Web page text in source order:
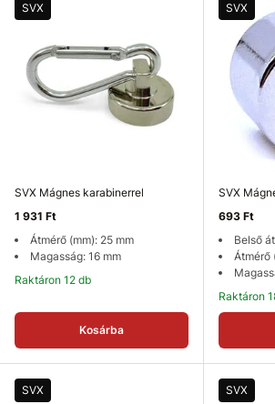
SVX
SVX Mágnes karabinerrel
1 931 Ft
Átmérő (mm): 25 mm
Magasság: 16 mm
Raktáron 12 db
Kosárba
SVX
SVX
693 Ft
Belső
Átmérő
Raktáron
SVX SVX